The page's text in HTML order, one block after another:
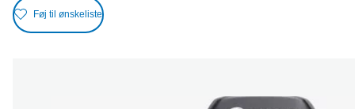
Føj til ønskeliste